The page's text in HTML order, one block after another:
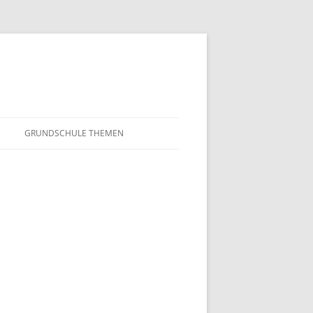
GRUNDSCHULE THEMEN